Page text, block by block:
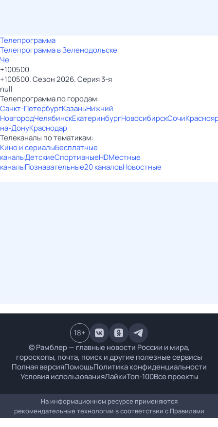
Телепрограмма
Телепрограмма в Зеленодольске
Че
+100500
+100500. Сезон 2026. Серия 3-я
null
Телепрограмма по городам:
Санкт-ПетербургКазаньНижний
НовгородЧелябинскЕкатеринбургНовосибирскСочи
на-ДонуКраснодар
Телеканалы по тематикам:
Кино и сериалыБесплатные
каналыДетскиеСпортивныеHDМестные
каналыПознавательные20 каналовНовостные
© Рамблер — главные новости России и мира,
гороскопы, почта, поиск и другие полезные сервисы
Полная версияПомощьПолитика конфиденциальности
Условия использованияЛайкиТоп-100Все проекты
18+
На информационном ресурсе применяются
рекомендательные технологии в соответствии с Правилами